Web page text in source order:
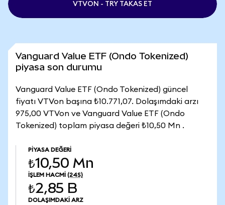
VTVON - TRY TAKAS ET
Vanguard Value ETF (Ondo Tokenized)
piyasa son durumu
Vanguard Value ETF (Ondo Tokenized) güncel
fiyatı VTVon başına ₺10.771,07. Dolaşımdaki arzı
975,00 VTVon ve Vanguard Value ETF (Ondo
Tokenized) toplam piyasa değeri ₺10,50 Mn .
PIYASA DEĞERI
₺10,50 Mn
İŞLEM HACMI (24S)
₺2,85 B
DOLAŞIMDAKI ARZ